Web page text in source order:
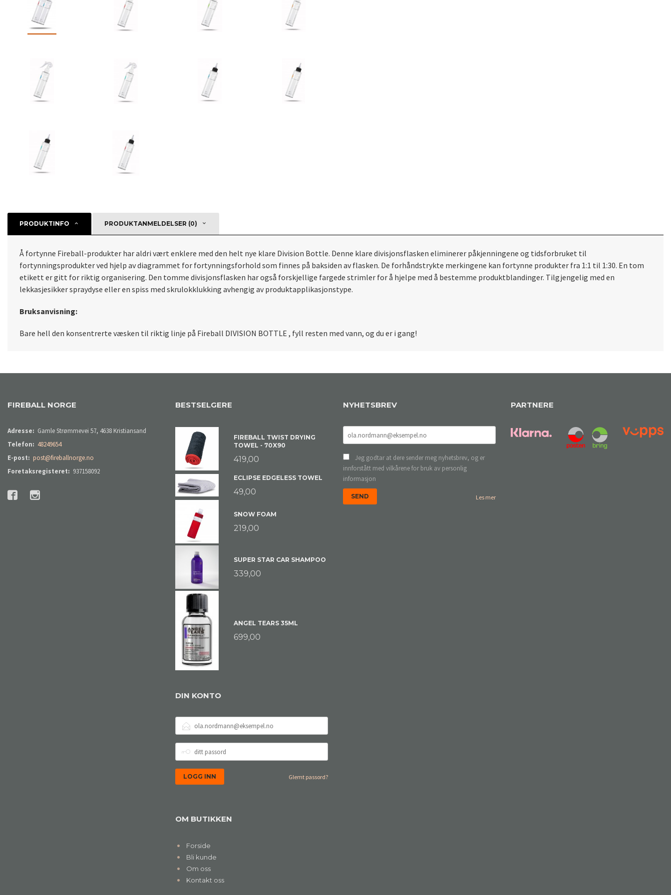
PRODUKTINFO PRODUKTANMELDELSER (0)
Å fortynne Fireball-produkter har aldri vært enklere med den helt nye klare Division Bottle. Denne klare divisjonsflasken eliminerer påkjenningene og tidsforbruket til
fortynningsprodukter ved hjelp av diagrammet for fortynningsforhold som finnes på baksiden av flasken. De forhåndstrykte merkingene kan fortynne produkter fra 1:1 til 1:30. En tom
etikett er gitt for riktig organisering. Den tomme divisjonsflasken har også forskjellige fargede strimler for å hjelpe med å bestemme produktblandinger. Tilgjengelig med en
lekkasjesikker spraydyse eller en spiss med skrulokklukking avhengig av produktapplikasjonstype.
Bruksanvisning:
Bare hell den konsentrerte væsken til riktig linje på Fireball DIVISION BOTTLE , fyll resten med vann, og du er i gang!
FIREBALL NORGE
Adresse: Gamle Strømmevei 57, 4638 Kristiansand
Telefon: 48249654
E-post: post@fireballnorge.no
Foretaksregisteret: 937158092
BESTSELGERE
FIREBALL TWIST DRYING
TOWEL - 70X90
419,00
ECLIPSE EDGELESS TOWEL
49,00
SNOW FOAM
219,00
SUPER STAR CAR SHAMPOO
339,00
ANGEL TEARS 35ML
699,00
DIN KONTO
POSTADRESSE
PASSORD
Glemt passord?
OM BUTIKKEN
Forside
Bli kunde
Om oss
Kontakt oss
NYHETSBREV
Jeg godtar at dere sender meg nyhetsbrev, og er
innforstått med vilkårene for bruk av personlig
informasjon
Les mer
PARTNERE